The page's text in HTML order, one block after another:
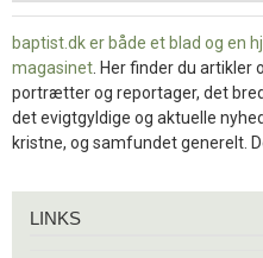
baptist.dk er både et blad og en
magasinet . Her finder du
portrætter og reportager, det
det evigtgyldige og aktuelle
kristne, og samfundet generelt.
LINKS